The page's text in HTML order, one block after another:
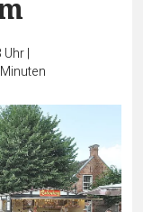
Uhr|